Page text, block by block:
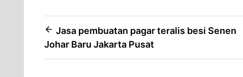
Post
navigation
Jasa pembuatan pagar teralis besi Senen
Johar Baru Jakarta Pusat